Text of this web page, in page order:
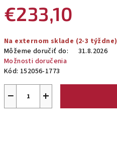
€233,10
cena:
Na externom sklade (2-3 týždne)
Môžeme doručiť do:
31.8.2026
Možnosti doručenia
Kód: 152056-1773
+
−